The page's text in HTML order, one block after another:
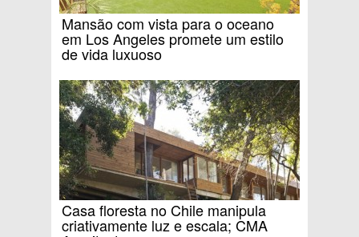
Mansão com vista para o oceano
em Los Angeles promete um estilo
de vida luxuoso
Casa floresta no Chile manipula
criativamente luz e escala; CMA